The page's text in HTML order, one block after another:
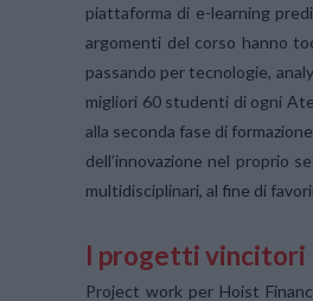
piattaforma di e-learning
argomenti del corso hanno
passando per tecnologie,
migliori 60 studenti di ogni
alla seconda fase di
dell’innovazione nel proprio
multidisciplinari, al fine di
I progetti vincitori
Project work per Hoist